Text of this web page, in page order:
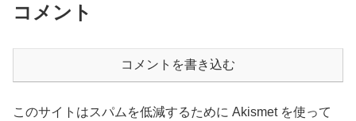
コメント
コメントを書き込む
このサイトはスパムを低減するために Akismet を使って